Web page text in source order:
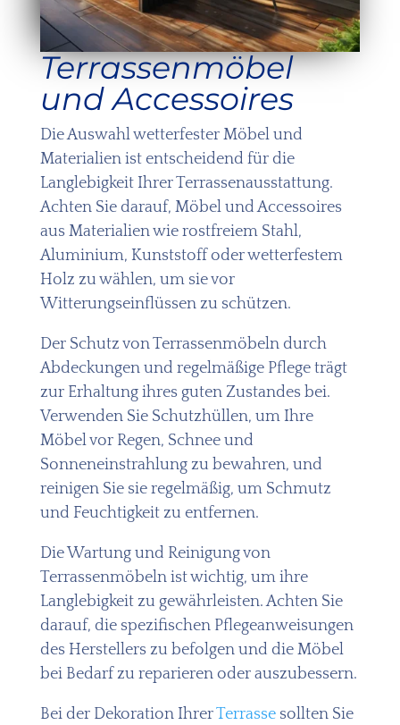
Terrassenmöbel
und Accessoires
Die Auswahl wetterfester Möbel und
Materialien ist entscheidend für die
Langlebigkeit Ihrer Terrassenausstattung.
Achten Sie darauf, Möbel und Accessoires
aus Materialien wie rostfreiem Stahl,
Aluminium, Kunststoff oder wetterfestem
Holz zu wählen, um sie vor
Witterungseinflüssen zu schützen.
Der Schutz von Terrassenmöbeln durch
Abdeckungen und regelmäßige Pflege trägt
zur Erhaltung ihres guten Zustandes bei.
Verwenden Sie Schutzhüllen, um Ihre
Möbel vor Regen, Schnee und
Sonneneinstrahlung zu bewahren, und
reinigen Sie sie regelmäßig, um Schmutz
und Feuchtigkeit zu entfernen.
Die Wartung und Reinigung von
Terrassenmöbeln ist wichtig, um ihre
Langlebigkeit zu gewährleisten. Achten Sie
darauf, die spezifischen Pflegeanweisungen
des Herstellers zu befolgen und die Möbel
bei Bedarf zu reparieren oder auszubessern.
Bei der Dekoration IhrerTerrasse sollten Sie